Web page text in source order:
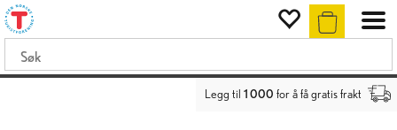
Legg til 1 000 for å få gratis frakt